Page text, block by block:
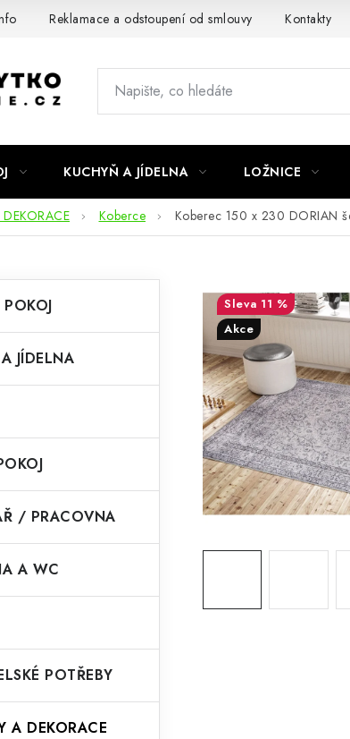
Reklamace a odstoupení od smlouvy Kontakty
KUCHYŇ A JÍDELNA LOŽNICE
Koberce Koberec 150 x 230 DORIAN
JÍDELNA
/ PRACOVNA
A WC
POTŘEBY
A DEKORACE
11 %
Akce